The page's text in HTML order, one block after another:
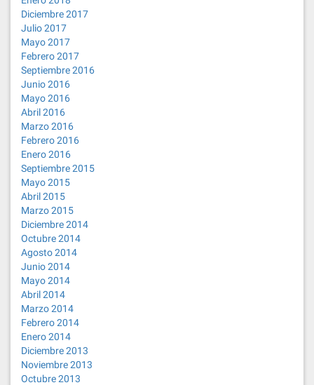
Diciembre 2017
Julio 2017
Mayo 2017
Febrero 2017
Septiembre 2016
Junio 2016
Mayo 2016
Abril 2016
Marzo 2016
Febrero 2016
Enero 2016
Septiembre 2015
Mayo 2015
Abril 2015
Marzo 2015
Diciembre 2014
Octubre 2014
Agosto 2014
Junio 2014
Mayo 2014
Abril 2014
Marzo 2014
Febrero 2014
Enero 2014
Diciembre 2013
Noviembre 2013
Octubre 2013